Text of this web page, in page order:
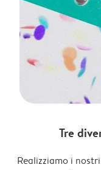
Tre
Realizziamo i